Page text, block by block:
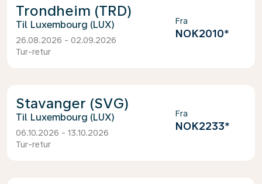
Trondheim (TRD)
Luxembourg (LUX)
26.08.2026 - 02.09.2026
Tur-retur
Fra
NOK2010*
Stavanger (SVG)
Luxembourg (LUX)
06.10.2026 - 13.10.2026
Tur-retur
Fra
NOK2233*